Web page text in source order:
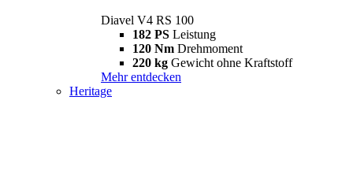
Diavel V4 RS 100
182 PS Leistung
120 Nm Drehmoment
220 kg Gewicht ohne Kraftstoff
Mehr entdecken
Heritage